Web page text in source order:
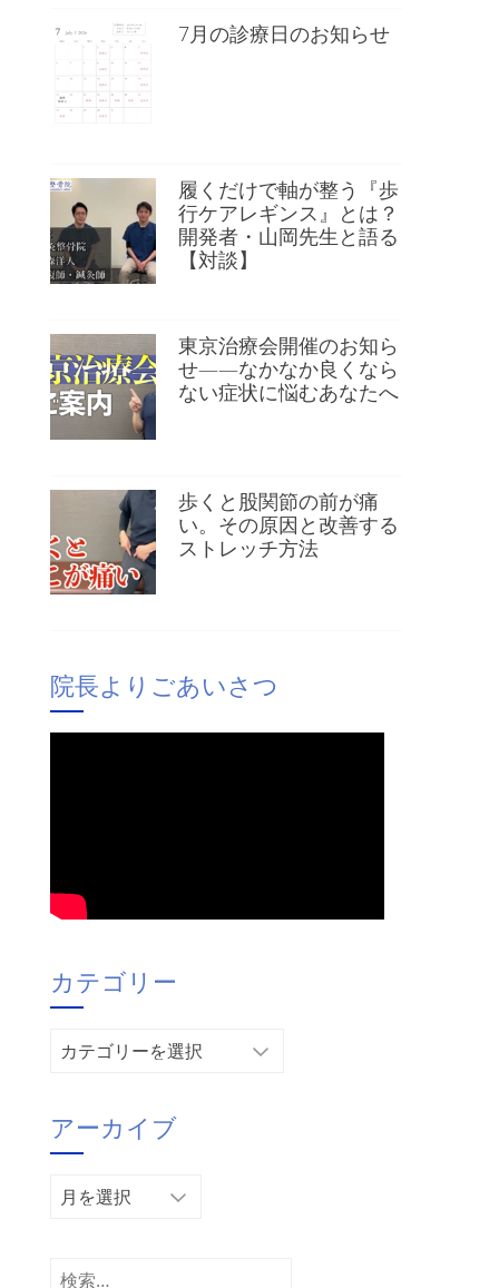
7月の診療日のお知らせ
履くだけで軸が整う『歩
行ケアレギンス』とは？
開発者・山岡先生と語る
【対談】
東京治療会開催のお知ら
せ——なかなか良くなら
ない症状に悩むあなたへ
歩くと股関節の前が痛
い。その原因と改善する
ストレッチ方法
院長よりごあいさつ
カテゴリー
カ
リ
ー
アーカイブ
ア
イ
検